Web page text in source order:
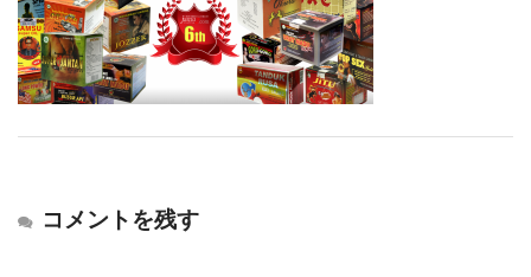
コメントを残す